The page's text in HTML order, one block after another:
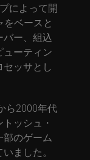
によって開
をベースと
バー、組込
ューティン
ッサとし
ら2000年代
ッシュ・
のゲーム
ました。